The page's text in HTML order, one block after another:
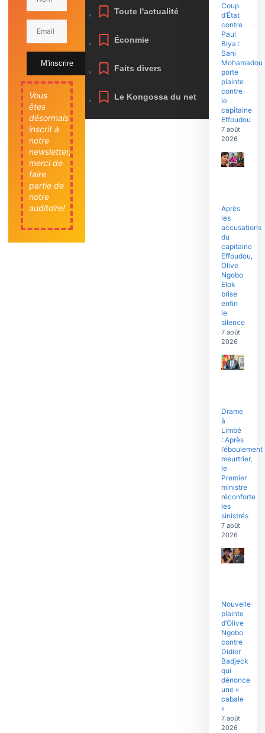
M'inscrire
Vous
êtes
désormais
inscrit à
notre
newsletter,
merci de
faire
partie de
notre
auditoire!
Toute l'actualité
Éconmie
Faits divers
Le Kongossa du net
Coup
d’État
contre
Paul
Biya :
Sani
Mohamadou
porte
plainte
contre
le
capitaine
Effoudou
7 août
2026
Après
les
accusations
du
capitaine
Effoudou,
Olive
Ngobo
Elok
brise
enfin
le
silence
7 août
2026
Drame
à
Limbé
: Après
l’éboulement
meurtrier,
le
Premier
ministre
réconforte
les
sinistrés
7 août
2026
Nouvelle
plainte
d’Olive
Ngobo
contre
Didier
Badjeck
qui
dénonce
une «
cabale
»
7 août
2026